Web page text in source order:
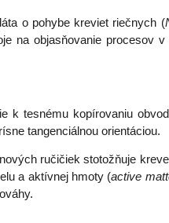
o pohybe kreviet riečnych (
na objasňovanie procesov
k tesnému kopírovaniu
tangenciálnou orientáciou.
ručičiek stotožňuje
a aktívnej hmoty (active